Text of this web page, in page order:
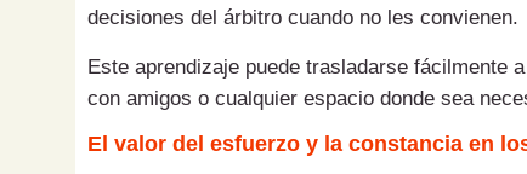
decisiones del árbitro cuando no les convienen.
Este aprendizaje puede trasladarse fácilmente
con amigos o cualquier espacio donde sea
El valor del esfuerzo y la constancia en